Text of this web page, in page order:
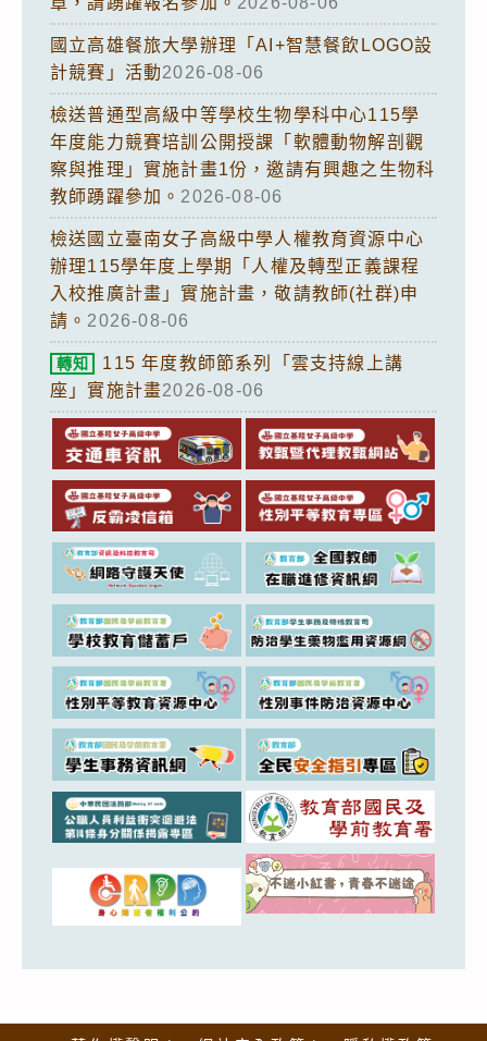
國立高雄餐旅大學辦理「AI+智慧餐飲LOGO設
計競賽」活動2026-08-06
檢送普通型高級中等學校生物學科中心115學
年度能力競賽培訓公開授課「軟體動物解剖觀
察與推理」實施計畫1份，邀請有興趣之生物科
教師踴躍參加。 2026-08-06
檢送國立臺南女子高級中學人權教育資源中心
辦理115學年度上學期「人權及轉型正義課程
入校推廣計畫」實施計畫，敬請教師(社群)申
請。 2026-08-06
轉知
115 年度教師節系列「雲支持線上講
座」實施計畫2026-08-06